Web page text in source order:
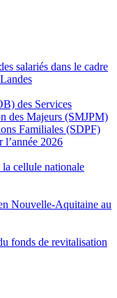
salariés dans le cadre
des Services
des Majeurs (SMJPM)
Familiales (SDPF)
2026
cellule nationale
Nouvelle-Aquitaine au
fonds de revitalisation